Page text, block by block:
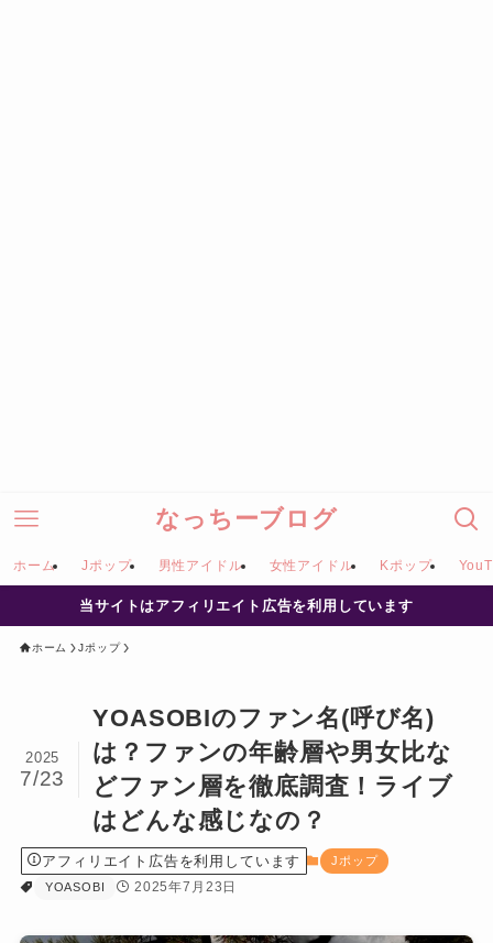
なっちーブログ
ホーム Jポップ 男性アイドル 女性アイドル Kポップ
当サイトはアフィリエイト広告を利用しています
ホーム Jポップ
YOASOBIのファン名(呼び名)
は？ファンの年齢層や男女比な
どファン層を徹底調査！ライブ
はどんな感じなの？
2025
7/23
アフィリエイト広告を利用しています
Jポップ
YOASOBI
2025年7月23日